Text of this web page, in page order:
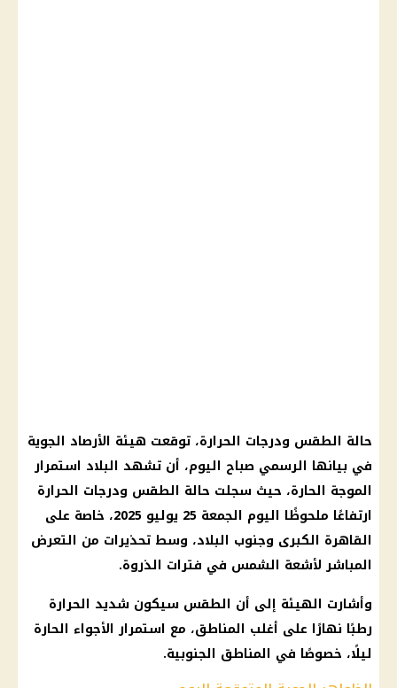
حالة الطقس ودرجات الحرارة، توقعت هيئة الأرصاد الجوية
في بيانها الرسمي صباح اليوم، أن تشهد البلاد استمرار
الموجة الحارة، حيث سجلت حالة الطقس ودرجات الحرارة
ارتفاعًا ملحوظًا اليوم الجمعة 25 يوليو 2025، خاصة على
القاهرة الكبرى وجنوب البلاد، وسط تحذيرات من التعرض
المباشر لأشعة الشمس في فترات الذروة.
وأشارت الهيئة إلى أن الطقس سيكون شديد الحرارة
رطبًا نهارًا على أغلب المناطق، مع استمرار الأجواء الحارة
ليلًا، خصوصًا في المناطق الجنوبية.